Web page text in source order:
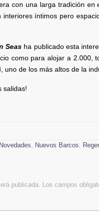
con una larga tradición
íntimos pero
Seas ha publicado esta
como para alojar a
de los más altos de la
salidas!
Novedades, Nuevos Barcos,
publicada. Los campos